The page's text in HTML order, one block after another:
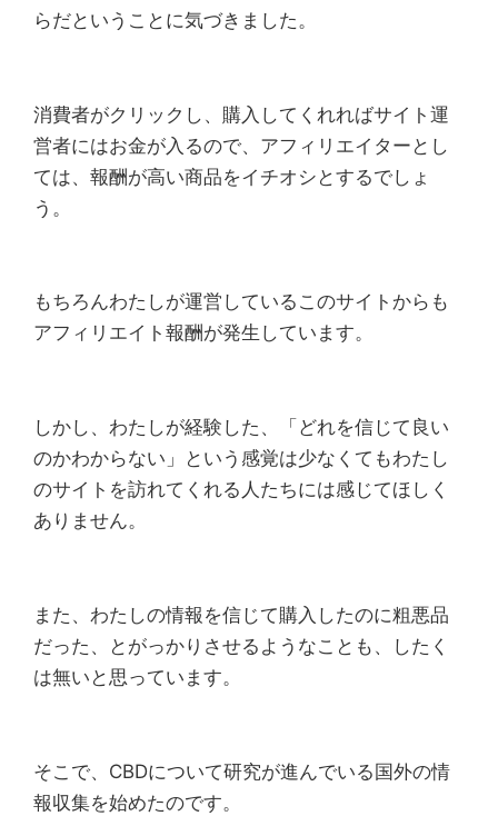
らだということに気づきました。
消費者がクリックし、購入してくれればサイト運
営者にはお金が入るので、アフィリエイターとし
ては、報酬が高い商品をイチオシとするでしょ
う。
もちろんわたしが運営しているこのサイトからも
アフィリエイト報酬が発生しています。
しかし、わたしが経験した、「どれを信じて良い
のかわからない」という感覚は少なくてもわたし
のサイトを訪れてくれる人たちには感じてほしく
ありません。
また、わたしの情報を信じて購入したのに粗悪品
だった、とがっかりさせるようなことも、したく
は無いと思っています。
そこで、CBDについて研究が進んでいる国外の情
報収集を始めたのです。